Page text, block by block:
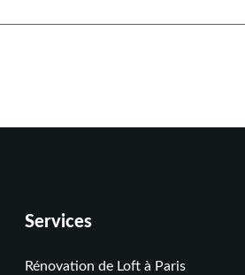
Services
Rénovation de Loft à Paris